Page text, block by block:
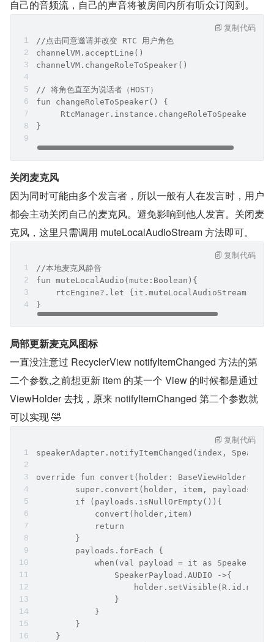
自己的音频流，自己的声音将被房间内所有听众订阅到。
//点击同意邀请并改变 RTC 用户角色
channelVM.acceptLine()
channelVM.changeRoleToSpeaker()
// 将角色直至为说话者（HOST）
fun changeRoleToSpeaker() {
     RtcManager.instance.changeRoleToSpeaker()
}
复制代码
关闭麦克风
因为同时可能由多个发言者，所以一般有人在发言时，用户
都会主动关闭自己的麦克风。避免影响到他人发言。关闭麦
克风，这里只需调用 muteLocalAudioStream 方法即可。
//本地麦克风静音
fun muteLocalAudio(mute:Boolean){
rtcEngine?.let
}
复制代码
局部更新麦克风图标
一直没注意过 RecyclerView notifyItemChanged 方法的第
二个参数,之前想更新 item 的某一个 View 的时候都是通过
ViewHolder 去找，原来 notifyItemChanged 第二个参数就
可以实现 🤣
speakerAdapter.notifyItemChanged(index,
override fun convert(holder: BaseViewHolder,
        super.convert(holder, item, payloads)
        if (payloads.isNullOrEmpty()){
            convert(holder,item)
            return
        }
        payloads.forEach {
when(val payload = it as
                SpeakerPayload.AUDIO ->{
                }
            }
        }
    }
复制代码